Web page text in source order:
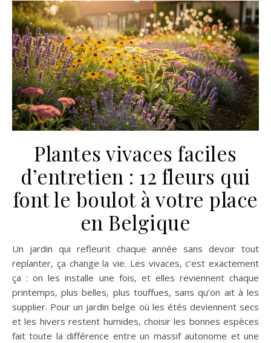
Plantes vivaces faciles
d’entretien : 12 fleurs qui
font le boulot à votre place
en Belgique
Un jardin qui refleurit chaque année sans devoir tout
replanter, ça change la vie. Les vivaces, c’est exactement
ça : on les installe une fois, et elles reviennent chaque
printemps, plus belles, plus touffues, sans qu’on ait à les
supplier. Pour un jardin belge où les étés deviennent secs
et les hivers restent humides, choisir les bonnes espèces
fait toute la différence entre un massif autonome et une